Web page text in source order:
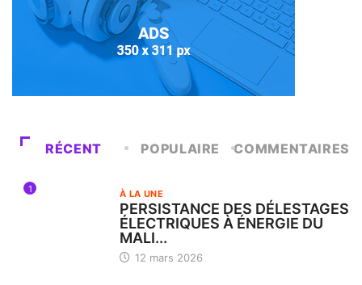
RÉCENT POPULAIRE COMMENTAIRES
1 À LA UNE
PERSISTANCE DES DÉLESTAGES
ÉLECTRIQUES À ÉNERGIE DU
MALI...
12 mars 2026